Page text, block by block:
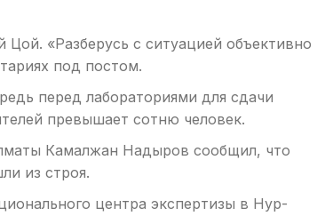
«Разберусь с ситуацией объективно
под постом.
перед лабораториями для сдачи
превышает сотню человек.
Камалжан Надыров сообщил, что
из строя.
центра экспертизы в Нур-